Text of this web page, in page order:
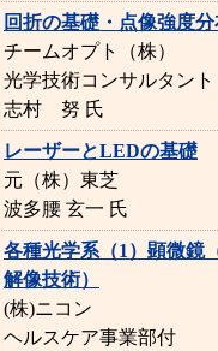
回折の基礎・点像強度
チームオプト（株）
光学技術コンサルタント
志村 努 氏
レーザーとLEDの基礎
元（株）東芝
波多腰 玄一 氏
各種光学系（1）顕微鏡
解像技術）
(株)ニコン
ヘルスケア事業部付